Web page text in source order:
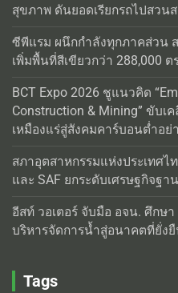
สุขภาพ ดันยอดเรียกรถไปสวน
ซีพีแรม ผนึกกำลังทุกภาคส่วน
เพิ่มพื้นที่สีเขียวกว่า 288,000 ต
BCT Expo 2026 ชูแนวคิด
Construction & Mining” ขับเ
เหมืองแร่สู่สังคมคาร์บอนต่ำอย่
สภาอุตสาหกรรมแห่งประเทศ
และ SAF ยกระดับเศรษฐกิจฐา
อีสท์ วอเตอร์ จับมือ อจน. ศึกษา
บริหารจัดการน้ำสู่อนาคตที่ยั่ง
Tags